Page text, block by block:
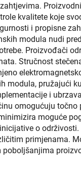
kvalitete koje
i propisne
modula nudi
Proizvođači
Stručnost
modula, pružajući
i
omogućuju
moguće
o
primjenama.